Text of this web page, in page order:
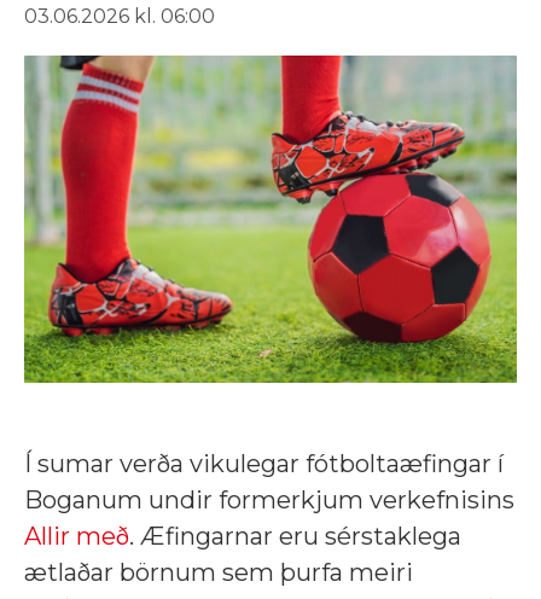
03.06.2026 kl. 06:00
Í sumar verða vikulegar fótboltaæfingar í
Boganum undir formerkjum verkefnisins
Allir með. Æfingarnar eru sérstaklega
ætlaðar börnum sem þurfa meiri